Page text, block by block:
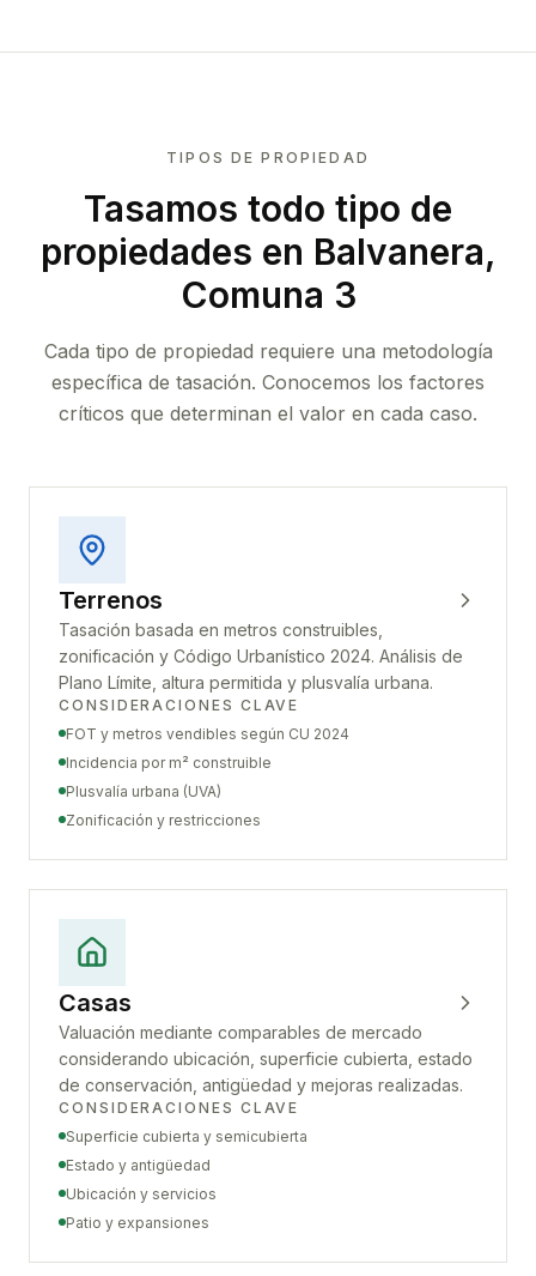
TIPOS DE PROPIEDAD
Tasamos todo tipo de
propiedades en Balvanera,
Comuna 3
Cada tipo de propiedad requiere una metodología
específica de tasación. Conocemos los factores
críticos que determinan el valor en cada caso.
Terrenos
Tasación basada en metros construibles,
zonificación y Código Urbanístico 2024. Análisis de
Plano Límite, altura permitida y plusvalía urbana.
CONSIDERACIONES CLAVE
FOT y metros vendibles según CU 2024
Incidencia por m² construible
Plusvalía urbana (UVA)
Zonificación y restricciones
Casas
Valuación mediante comparables de mercado
considerando ubicación, superficie cubierta, estado
de conservación, antigüedad y mejoras realizadas.
CONSIDERACIONES CLAVE
Superficie cubierta y semicubierta
Estado y antigüedad
Ubicación y servicios
Patio y expansiones